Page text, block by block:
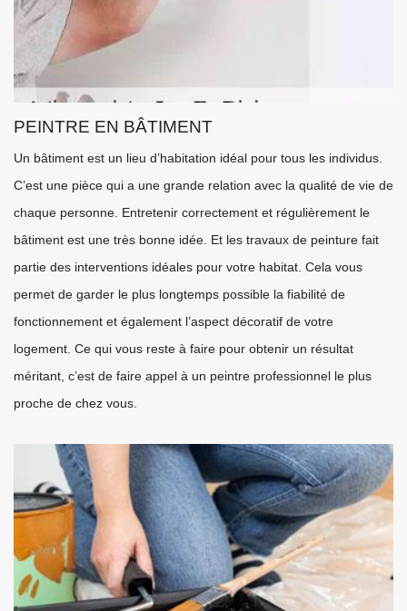
PEINTRE EN BÂTIMENT
Un bâtiment est un lieu d’habitation idéal pour tous les individus.
C’est une pièce qui a une grande relation avec la qualité de vie de
chaque personne. Entretenir correctement et régulièrement le
bâtiment est une très bonne idée. Et les travaux de peinture fait
partie des interventions idéales pour votre habitat. Cela vous
permet de garder le plus longtemps possible la fiabilité de
fonctionnement et également l’aspect décoratif de votre
logement. Ce qui vous reste à faire pour obtenir un résultat
méritant, c’est de faire appel à un peintre professionnel le plus
proche de chez vous.